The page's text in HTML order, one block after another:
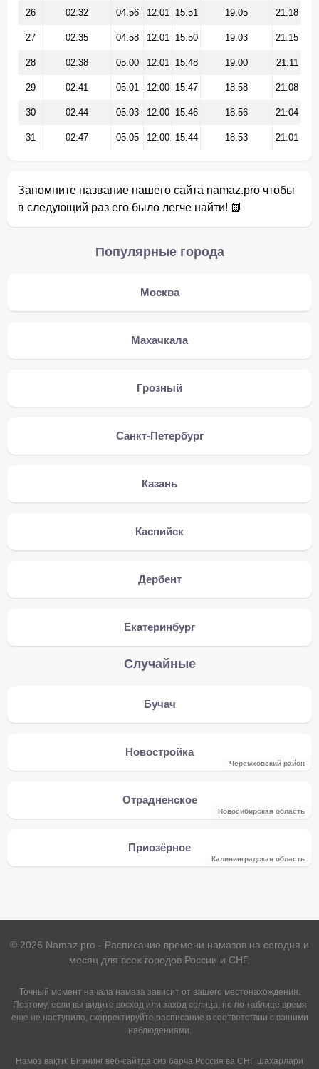
26 02:32 04:56 12:01 15:51 19:05 21:18
27 02:35 04:58 12:01 15:50 19:03 21:15
28 02:38 05:00 12:01 15:48 19:00 21:11
29 02:41 05:01 12:00 15:47 18:58 21:08
30 02:44 05:03 12:00 15:46 18:56 21:04
31 02:47 05:05 12:00 15:44 18:53 21:01
Запомните название нашего сайта namaz.pro чтобы
в следующий раз его было легче найти! 📗
Популярные города
Москва
Махачкала
Грозный
Санкт-Петербург
Казань
Каспийск
Дербент
Екатеринбург
Случайные
Бучач
Новостройка
Черемховский район
Отрадненское
Новосибирская область
Приозёрное
Калининградская область
© 2026 Namaz.pro - Расписание времени намазов на сегодня и
месяц для всех городов России и СНГ.
Точный момент начала намаза зависит от вашего местонахождения.
Поэтому, если вы видите восход или заход солнца, но по таблице время
еще не наступило, скорректируйте расписание в соответствии с вашими
наблюдениями.
Намоз вақти: Бизнинг веб-сайтда сиз барча Россия ва СНГ шаҳарлари